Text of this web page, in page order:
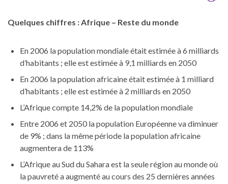
Quelques chiffres : Afrique – Reste du monde
En 2006 la population mondiale était estimée à 6 milliards
d’habitants ; elle est estimée à 9,1 milliards en 2050
En 2006 la population africaine était estimée à 1 milliard
d’habitants ; elle est estimée à 2 milliards en 2050
L’Afrique compte 14,2% de la population mondiale
Entre 2006 et 2050 la population Européenne va diminuer
de 9% ; dans la même période la population africaine
augmentera de 113%
L’Afrique au Sud du Sahara est la seule région au monde où
la pauvreté a augmenté au cours des 25 dernières années